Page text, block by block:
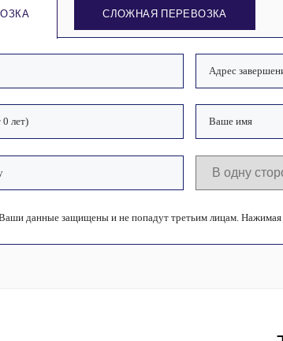
СЛОЖНАЯ ПЕРЕВОЗКА
данные защищены и не попадут третьим лицам. Нажимая